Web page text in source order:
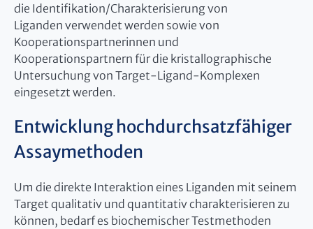
die Identifikation/Charakterisierung von
Liganden verwendet werden sowie von
Kooperationspartnerinnen und
Kooperationspartnern für die kristallographische
Untersuchung von Target-Ligand-Komplexen
eingesetzt werden.
Entwicklung hochdurchsatzfähiger
Assaymethoden
Um die direkte Interaktion eines Liganden mit seinem
Target qualitativ und quantitativ charakterisieren zu
können, bedarf es biochemischer Testmethoden